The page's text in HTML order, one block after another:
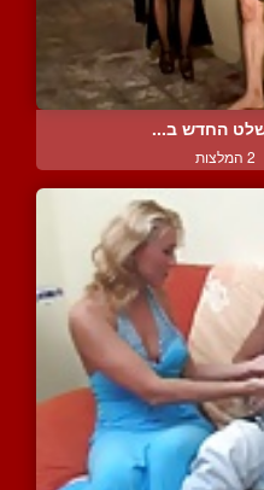
החדש ב...
2 המלצות